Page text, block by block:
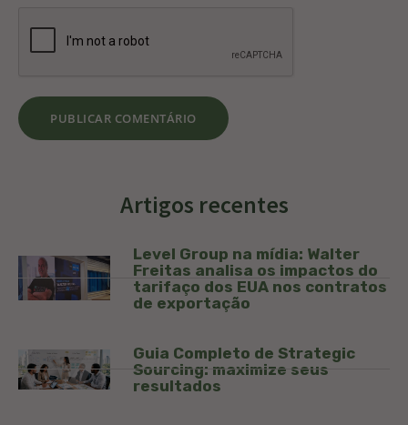
Artigos recentes
Level Group na mídia: Walter
Freitas analisa os impactos do
tarifaço dos EUA nos contratos
de exportação
Guia Completo de Strategic
Sourcing: maximize seus
resultados